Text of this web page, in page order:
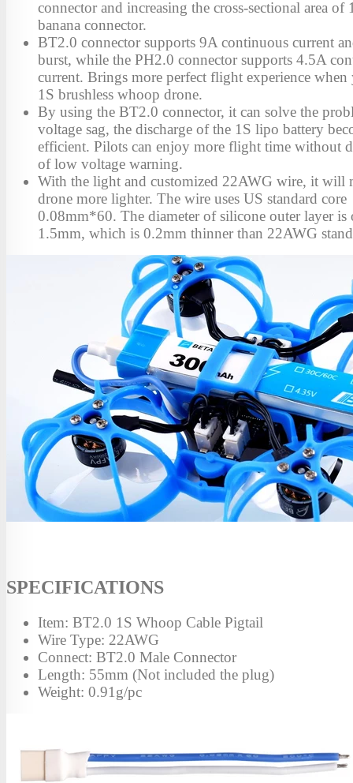
connector and increasing the cross-sectional area of
banana connector.
BT2.0 connector supports 9A continuous current
burst, while the PH2.0 connector supports 4.5A
current. Brings more perfect flight experience
1S brushless whoop drone.
By using the BT2.0 connector, it can solve the
voltage sag, the discharge of the 1S lipo battery
efficient. Pilots can enjoy more flight time without
of low voltage warning.
With the light and customized 22AWG wire, it will
drone more lighter. The wire uses US standard core
0.08mm*60. The diameter of silicone outer layer is
1.5mm, which is 0.2mm thinner than 22AWG
SPECIFICATIONS
Item: BT2.0 1S Whoop Cable Pigtail
Wire Type: 22AWG
Connect: BT2.0 Male Connector
Length: 55mm (Not included the plug)
Weight: 0.91g/pc